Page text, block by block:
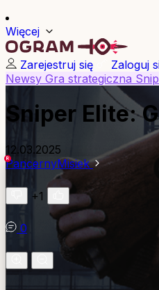
Więcej
Zarejestruj się
Zaloguj
Newsy Gra strategiczna
Sniper Elite:
12.03.2025
PancernyMisiek
+1
0